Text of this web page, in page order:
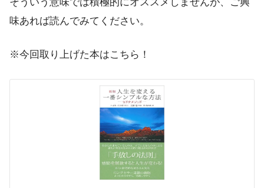
味あれば読んでみてください。
※今回取り上げた本はこちら！